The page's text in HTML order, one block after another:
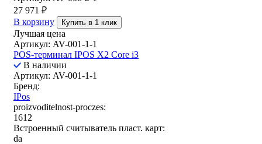
27 971 ₽
В корзину
Купить в 1 клик
Лучшая цена
Артикул: AV-001-1-1
POS-терминал IPOS X2 Core i3
В наличии
Артикул: AV-001-1-1
Бренд:
IPos
proizvoditelnost-proczes:
1612
Встроенный считыватель пласт. карт:
da